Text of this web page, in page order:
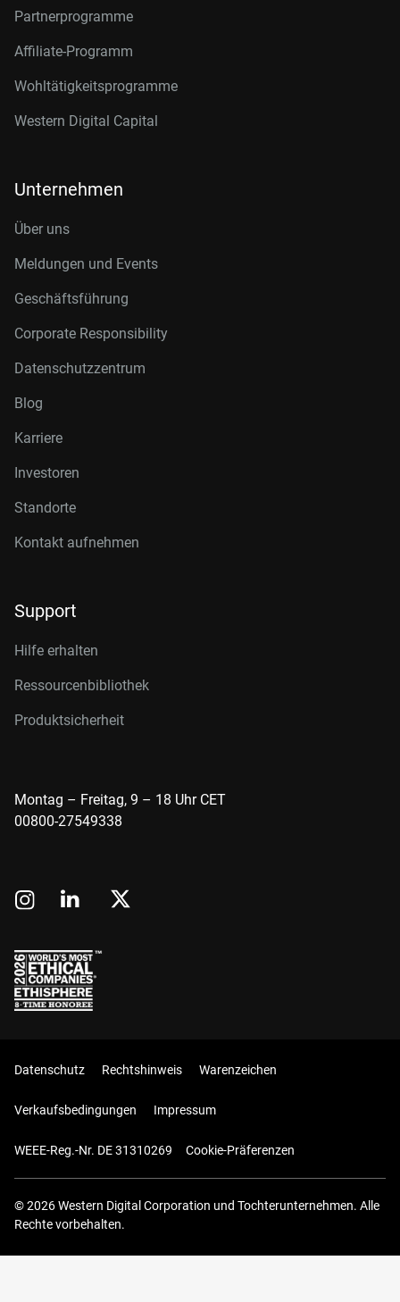
Partnerprogramme
Affiliate-Programm
Wohltätigkeitsprogramme
Western Digital Capital
Unternehmen
Über uns
Meldungen und Events
Geschäftsführung
Corporate Responsibility
Datenschutzzentrum
Blog
Karriere
Investoren
Standorte
Kontakt aufnehmen
Support
Hilfe erhalten
Ressourcenbibliothek
Produktsicherheit
Montag – Freitag, 9 – 18 Uhr CET
00800-27549338
Datenschutz Rechtshinweis Warenzeichen
Verkaufsbedingungen Impressum
WEEE-Reg.-Nr. DE 31310269 Cookie-Präferenzen
© 2026 Western Digital Corporation und Tochterunternehmen. Alle
Rechte vorbehalten.